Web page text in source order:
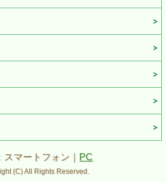
スマートフォン｜ PC
(C) All Rights Reserved.